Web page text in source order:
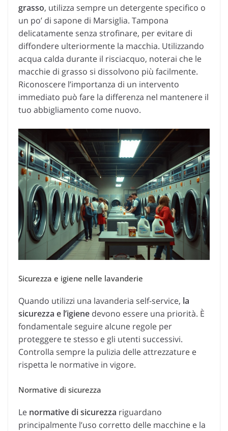
grasso, utilizza sempre un detergente specifico o
un po’ di sapone di Marsiglia. Tampona
delicatamente senza strofinare, per evitare di
diffondere ulteriormente la macchia. Utilizzando
acqua calda durante il risciacquo, noterai che le
macchie di grasso si dissolvono più facilmente.
Riconoscere l’importanza di un intervento
immediato può fare la differenza nel mantenere il
tuo abbigliamento come nuovo.
Sicurezza e igiene nelle lavanderie
Quando utilizzi una lavanderia self-service, la
sicurezza e l’igiene devono essere una priorità. È
fondamentale seguire alcune regole per
proteggere te stesso e gli utenti successivi.
Controlla sempre la pulizia delle attrezzature e
rispetta le normative in vigore.
Normative di sicurezza
Le normative di sicurezza riguardano
principalmente l’uso corretto delle macchine e la